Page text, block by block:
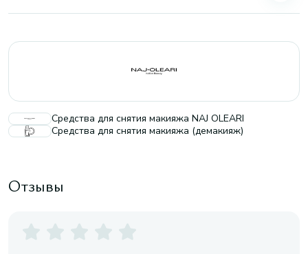
Средства для снятия макияжа NAJ OLEARI
Средства для снятия макияжа (демакияж)
Отзывы